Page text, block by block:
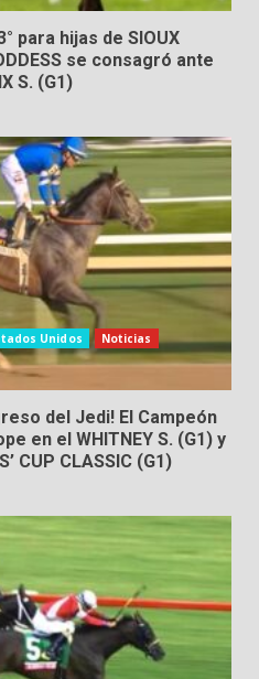
para hijas de SIOUX
se consagró ante
S. (G1)
Unidos
Noticias
del Jedi! El Campeón
en el WHITNEY S. (G1) y
CUP CLASSIC (G1)